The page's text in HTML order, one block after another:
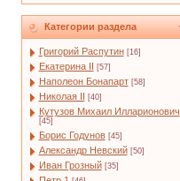
Категории раздела
Григорий Распутин [16]
Екатерина II [57]
Наполеон Бонапарт [58]
Николая II [40]
Кутузов Михаил Илларионович
[45]
Борис Годунов [45]
Александр Невский [50]
Иван Грозный [35]